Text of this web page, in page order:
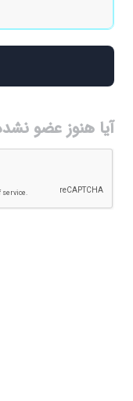
آیا هنوز عضو